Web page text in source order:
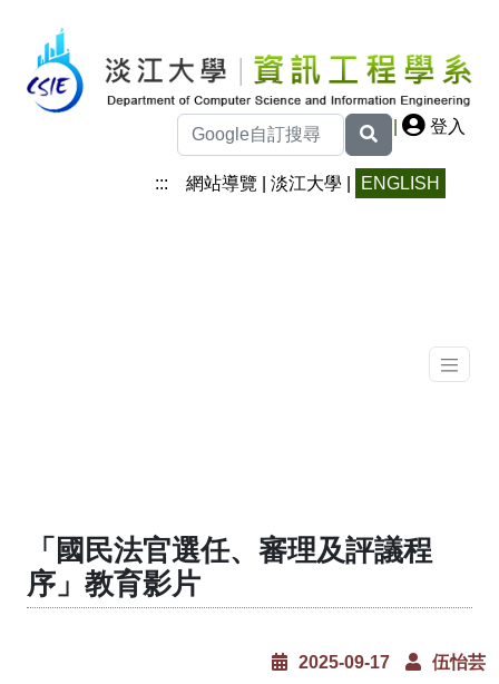
| 登入
::: 網站導覽 淡江大學 ENGLISH
「國民法官選任、審理及評議程
序」教育影片
2025-09-17 伍怡芸